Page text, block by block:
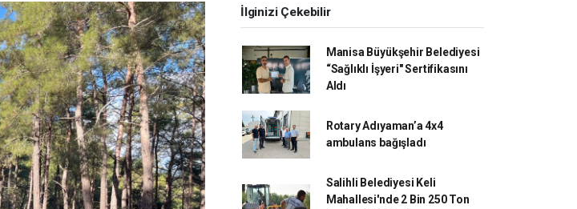
İlginizi Çekebilir
Manisa Büyükşehir Belediyesi
“Sağlıklı İşyeri" Sertifikasını
Aldı
Rotary Adıyaman’a 4x4
ambulans bağışladı
Salihli Belediyesi Keli
Mahallesi'nde 2 Bin 250 Ton